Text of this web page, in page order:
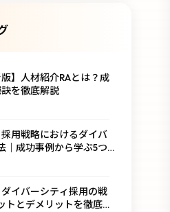
】人材紹介RAとは？成
を徹底解説
採用戦略におけるダイバ
｜成功事例から学ぶ5つ
ダイバーシティ採用の戦
トとデメリットを徹底解